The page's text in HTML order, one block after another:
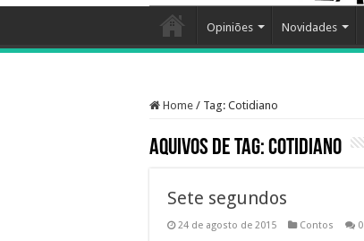
Opiniões Novidades
Home / Tag: Cotidiano
Aquivos de Tag:Cotidiano
Sete segundos
24 de agosto de 2015 Contos 0